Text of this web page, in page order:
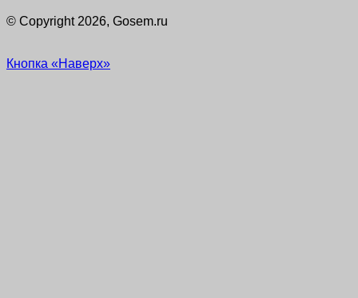
© Copyright 2026, Gosem.ru
Кнопка «Наверх»